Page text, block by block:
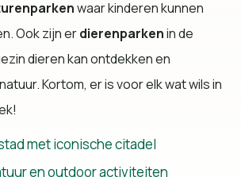
waar kinderen kunnen
Ook zijn erdierenparkenin de
dieren kan ontdekken en
Kortom, er is voor elk wat wils in
met iconische citadel
en outdoor activiteiten